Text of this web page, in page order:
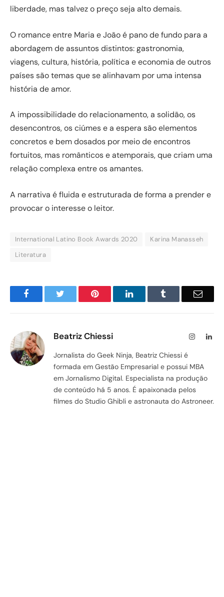
liberdade, mas talvez o preço seja alto demais.
O romance entre Maria e João é pano de fundo para a
abordagem de assuntos distintos: gastronomia,
viagens, cultura, história, política e economia de outros
países são temas que se alinhavam por uma intensa
história de amor.
A impossibilidade do relacionamento, a solidão, os
desencontros, os ciúmes e a espera são elementos
concretos e bem dosados por meio de encontros
fortuitos, mas românticos e atemporais, que criam uma
relação complexa entre os amantes.
A narrativa é fluida e estruturada de forma a prender e
provocar o interesse o leitor.
International Latino Book Awards 2020
Karina Manasseh
Literatura
Facebook Pinterest LinkedIn Email
Beatriz Chiessi Instagram
Jornalista do Geek Ninja, Beatriz Chiessi é
formada em Gestão Empresarial e possui MBA
em Jornalismo Digital. Especialista na produção
de conteúdo há 5 anos. É apaixonada pelos
filmes do Studio Ghibli e astronauta do Astroneer.